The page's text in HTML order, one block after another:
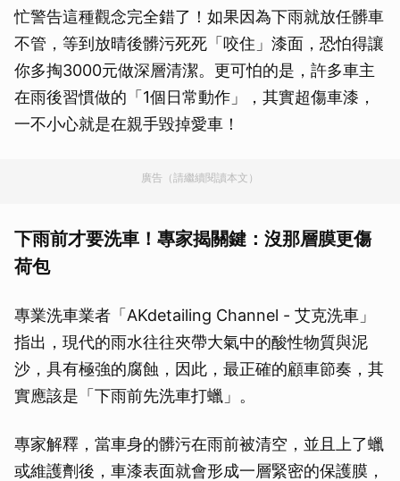
忙警告這種觀念完全錯了！如果因為下雨就放任髒車
不管，等到放晴後髒污死死「咬住」漆面，恐怕得讓
你多掏3000元做深層清潔。更可怕的是，許多車主
在雨後習慣做的「1個日常動作」，其實超傷車漆，
一不小心就是在親手毀掉愛車！
廣告（請繼續閱讀本文）
下雨前才要洗車！專家揭關鍵：沒那層膜更傷
荷包
專業洗車業者「AKdetailing Channel - 艾克洗車」
指出，現代的雨水往往夾帶大氣中的酸性物質與泥
沙，具有極強的腐蝕，因此，最正確的顧車節奏，其
實應該是「下雨前先洗車打蠟」。
專家解釋，當車身的髒污在雨前被清空，並且上了蠟
或維護劑後，車漆表面就會形成一層緊密的保護膜，